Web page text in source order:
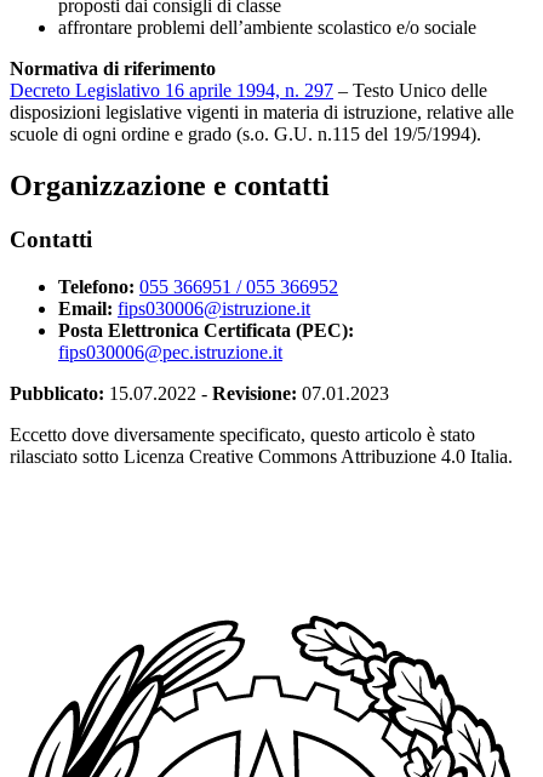
proposti dai consigli di classe
affrontare problemi dell’ambiente scolastico e/o sociale
Normativa di riferimento
Decreto Legislativo 16 aprile 1994, n. 297 – Testo Unico delle
disposizioni legislative vigenti in materia di istruzione, relative alle
scuole di ogni ordine e grado (s.o. G.U. n.115 del 19/5/1994).
Organizzazione e contatti
Contatti
Telefono: 055 366951 / 055 366952
Email: fips030006@istruzione.it
Posta Elettronica Certificata (PEC):
fips030006@pec.istruzione.it
Pubblicato: 15.07.2022 - Revisione: 07.01.2023
Eccetto dove diversamente specificato, questo articolo è stato
rilasciato sotto Licenza Creative Commons Attribuzione 4.0 Italia.